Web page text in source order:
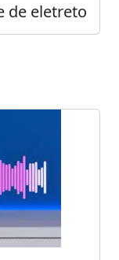
de eletreto